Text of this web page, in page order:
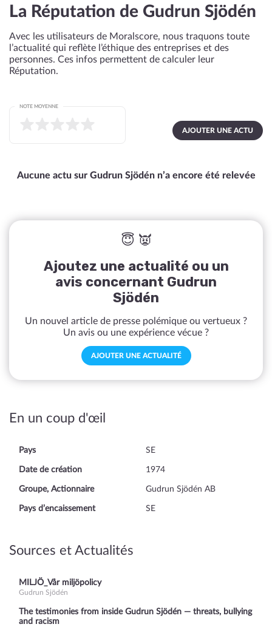
La Réputation de Gudrun Sjödén
Avec les utilisateurs de Moralscore, nous traquons toute
l’actualité qui reflète l’éthique des entreprises et des
personnes. Ces infos permettent de calculer leur
Réputation.
AJOUTER UNE ACTU
NOTE MOYENNE
Aucune actu sur Gudrun Sjödén n’a encore été relevée
😇 👿
Ajoutez une actualité ou un
avis concernant Gudrun
Sjödén
Un nouvel article de presse polémique ou vertueux ?
Un avis ou une expérience vécue ?
AJOUTER UNE ACTUALITÉ
En un coup d'œil
Pays SE
Date de création 1974
Groupe, Actionnaire Gudrun Sjödén AB
Pays d’encaissement SE
Sources et Actualités
MILJÖ_Vår miljöpolicy
Gudrun Sjödén
The testimonies from inside Gudrun Sjödén — threats, bullying
and racism